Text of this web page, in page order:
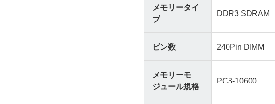
メモリータイ
プ
DDR3 SDRAM
ピン数 240Pin DIMM
メモリーモ
ジュール規格
PC3-10600